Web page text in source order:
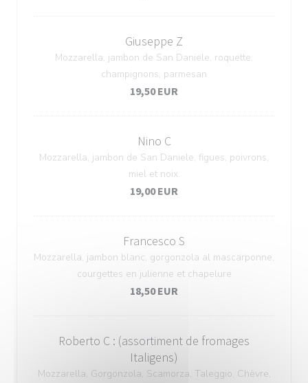
Giuseppe Z
Mozzarella, jambon de San Daniele, roquette,
champignons, parmesan
19,50 EUR
Nino C
Mozzarella, jambon de San Daniele, figues, poivrons,
miel et noix.
19,00 EUR
Francesco S
Mozzarella, jambon blanc, gorgonzola al mascarponne,
courgettes en julienne et chapelure
18,50 EUR
Roberto C : (assortiment de fromages
Italigens)
Mozzarella, Gorgonzola, Scamorza, Taleggio, Chèvre,